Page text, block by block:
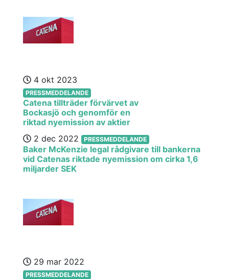
4 okt 2023
PRESSMEDDELANDE
Catena tillträder förvärvet av
Bockasjö och genomför en
riktad nyemission av aktier
2 dec 2022
PRESSMEDDELANDE
Baker McKenzie legal rådgivare till bankerna
vid Catenas riktade nyemission om cirka 1,6
miljarder SEK
29 mar 2022
PRESSMEDDELANDE